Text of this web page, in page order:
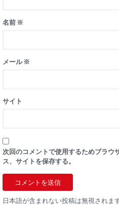
名前 ※
メール※
サイト
次回のコメントで使用するためブラウ
ス、サイトを保存する。
日本語が含まれない投稿は無視されま